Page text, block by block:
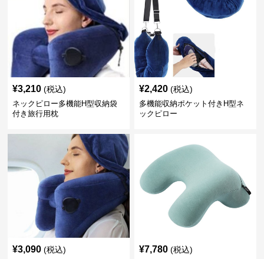
¥3,210 (税込)
ネックピロー多機能H型収納袋
付き旅行用枕
¥2,420 (税込)
多機能収納ポケット付きH型ネ
ックピロー
¥3,090 (税込) ¥7,780 (税込)